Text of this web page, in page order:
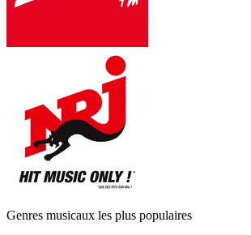
Genres musicaux les plus populaires